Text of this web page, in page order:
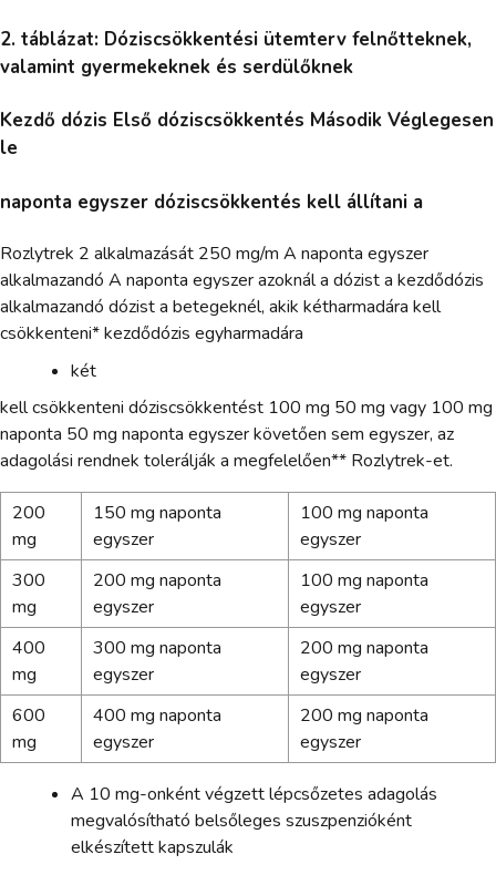
2. táblázat: Dóziscsökkentési ütemterv felnőtteknek,
valamint gyermekeknek és serdülőknek
Kezdő dózis Első dóziscsökkentés Második Véglegesen
le
naponta egyszer dóziscsökkentés kell állítani a
Rozlytrek 2 alkalmazását 250 mg/m A naponta egyszer
alkalmazandó A naponta egyszer azoknál a dózist a kezdődózis
alkalmazandó dózist a betegeknél, akik kétharmadára kell
csökkenteni* kezdődózis egyharmadára
két
kell csökkenteni dóziscsökkentést 100 mg 50 mg vagy 100 mg
naponta 50 mg naponta egyszer követően sem egyszer, az
adagolási rendnek tolerálják a megfelelően** Rozlytrek-et.
200
mg
150 mg naponta
egyszer
100 mg naponta
egyszer
300
mg
200 mg naponta
egyszer
100 mg naponta
egyszer
400
mg
300 mg naponta
egyszer
200 mg naponta
egyszer
600
mg
400 mg naponta
egyszer
200 mg naponta
egyszer
A 10 mg-onként végzett lépcsőzetes adagolás
megvalósítható belsőleges szuszpenzióként
elkészített kapszulák